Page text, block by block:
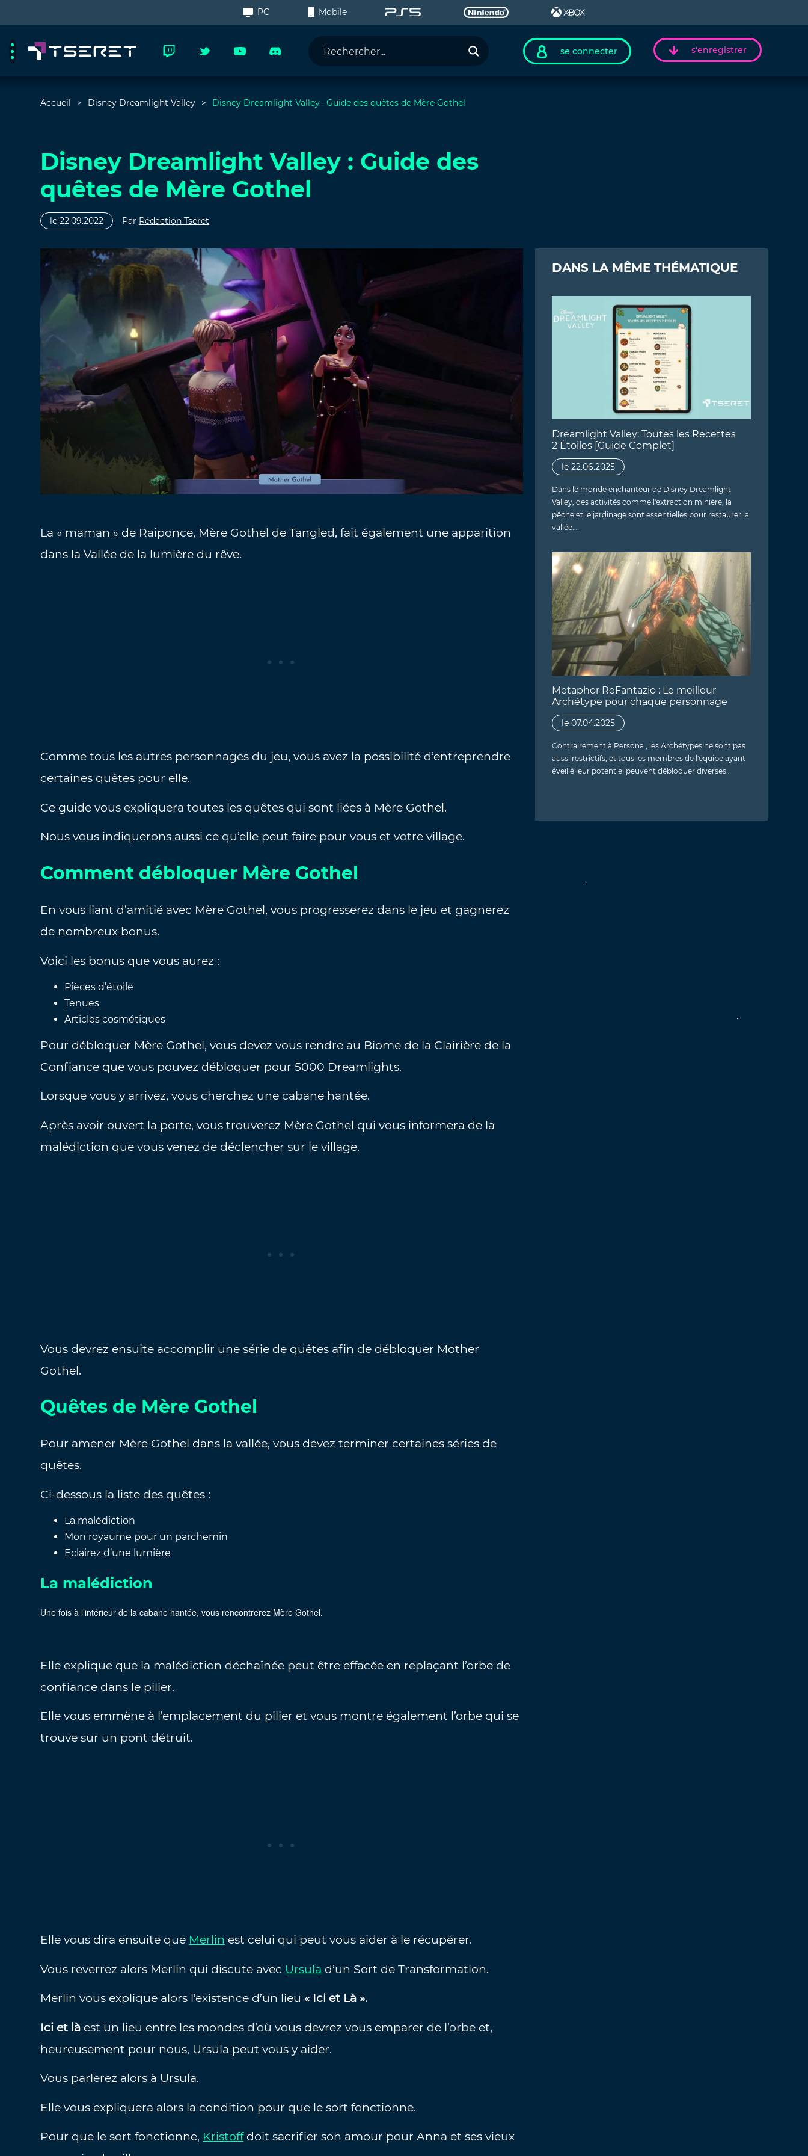
PC Mobile
se connecter s'enregistrer
Accueil Disney Dreamlight Valley Disney Dreamlight Valley : Guide des quêtes de Mère Gothel
Disney Dreamlight Valley : Guide des
quêtes de Mère Gothel
le 22.09.2022 Par Rédaction Tseret
La « maman » de Raiponce, Mère Gothel de Tangled, fait également une apparition
dans la Vallée de la lumière du rêve.
Comme tous les autres personnages du jeu, vous avez la possibilité d’entreprendre
certaines quêtes pour elle.
Ce guide vous expliquera toutes les quêtes qui sont liées à Mère Gothel.
Nous vous indiquerons aussi ce qu’elle peut faire pour vous et votre village.
Comment débloquer Mère Gothel
En vous liant d’amitié avec Mère Gothel, vous progresserez dans le jeu et gagnerez
de nombreux bonus.
Voici les bonus que vous aurez :
Pièces d’étoile
Tenues
Articles cosmétiques
Pour débloquer Mère Gothel, vous devez vous rendre au Biome de la Clairière de la
Confiance que vous pouvez débloquer pour 5000 Dreamlights.
Lorsque vous y arrivez, vous cherchez une cabane hantée.
Après avoir ouvert la porte, vous trouverez Mère Gothel qui vous informera de la
malédiction que vous venez de déclencher sur le village.
Vous devrez ensuite accomplir une série de quêtes afin de débloquer Mother
Gothel.
Quêtes de Mère Gothel
Pour amener Mère Gothel dans la vallée, vous devez terminer certaines séries de
quêtes.
Ci-dessous la liste des quêtes :
La malédiction
Mon royaume pour un parchemin
Eclairez d’une lumière
La malédiction
Une fois à l’intérieur de la cabane hantée, vous rencontrerez Mère Gothel.
Elle explique que la malédiction déchaînée peut être effacée en replaçant l’orbe de
confiance dans le pilier.
Elle vous emmène à l’emplacement du pilier et vous montre également l’orbe qui se
trouve sur un pont détruit.
Elle vous dira ensuite que Merlin est celui qui peut vous aider à le récupérer.
Vous reverrez alors Merlin qui discute avec Ursula d’un Sort de Transformation.
Merlin vous explique alors l’existence d’un lieu « Ici et Là ».
Ici et là est un lieu entre les mondes d’où vous devrez vous emparer de l’orbe et,
heureusement pour nous, Ursula peut vous y aider.
Vous parlerez alors à Ursula.
Elle vous expliquera alors la condition pour que le sort fonctionne.
Pour que le sort fonctionne, Kristoffdoit sacrifier son amour pour Anna et ses vieux
DANS LA MÊME THÉMATIQUE
Dreamlight Valley: Toutes les Recettes
2 Étoiles [Guide Complet]
le 22.06.2025
Dans le monde enchanteur de Disney Dreamlight
Valley, des activités comme l'extraction minière, la
pêche et le jardinage sont essentielles pour restaurer la
vallée.…
Metaphor ReFantazio : Le meilleur
Archétype pour chaque personnage
le 07.04.2025
Contrairement à Persona , les Archétypes ne sont pas
aussi restrictifs, et tous les membres de l'équipe ayant
éveillé leur potentiel peuvent débloquer diverses…